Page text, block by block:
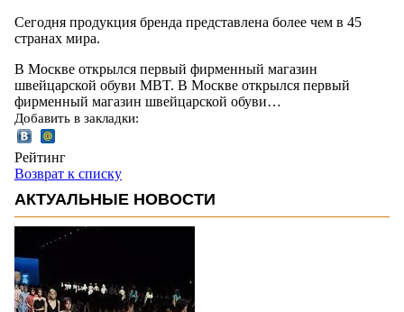
Сегодня продукция бренда представлена более чем в 45
странах мира.
В Москве открылся первый фирменный магазин
швейцарской обуви MBT. В Москве открылся первый
фирменный магазин швейцарской обуви…
Добавить в закладки:
Рейтинг
Возврат к списку
АКТУАЛЬНЫЕ НОВОСТИ